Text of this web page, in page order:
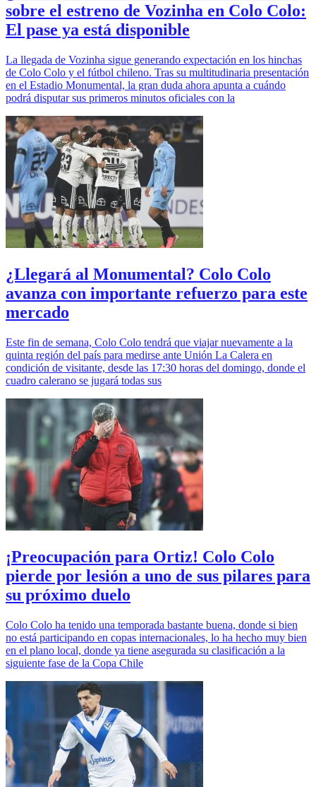
sobre el estreno de Vozinha en Colo Colo:
El pase ya está disponible
La llegada de Vozinha sigue generando expectación en los hinchas
de Colo Colo y el fútbol chileno. Tras su multitudinaria presentación
en el Estadio Monumental, la gran duda ahora apunta a cuándo
podrá disputar sus primeros minutos oficiales con la
¿Llegará al Monumental? Colo Colo
avanza con importante refuerzo para este
mercado
Este fin de semana, Colo Colo tendrá que viajar nuevamente a la
quinta región del país para medirse ante Unión La Calera en
condición de visitante, desde las 17:30 horas del domingo, donde el
cuadro calerano se jugará todas sus
¡Preocupación para Ortiz! Colo Colo
pierde por lesión a uno de sus pilares para
su próximo duelo
Colo Colo ha tenido una temporada bastante buena, donde si bien
no está participando en copas internacionales, lo ha hecho muy bien
en el plano local, donde ya tiene asegurada su clasificación a la
siguiente fase de la Copa Chile